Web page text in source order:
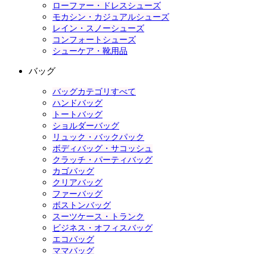
ローファー・ドレスシューズ
モカシン・カジュアルシューズ
レイン・スノーシューズ
コンフォートシューズ
シューケア・靴用品
バッグ
バッグカテゴリすべて
ハンドバッグ
トートバッグ
ショルダーバッグ
リュック・バックパック
ボディバッグ・サコッシュ
クラッチ・パーティバッグ
カゴバッグ
クリアバッグ
ファーバッグ
ボストンバッグ
スーツケース・トランク
ビジネス・オフィスバッグ
エコバッグ
ママバッグ